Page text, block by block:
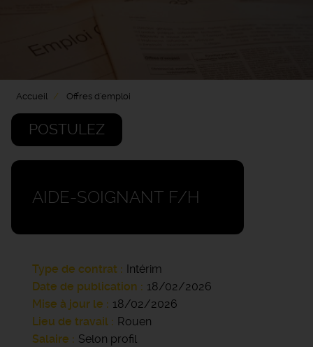
Accueil Offres d'emploi
POSTULEZ
AIDE-SOIGNANT F/H
Type de contrat
Intérim
Date de publication
18/02/2026
Mise à jour le
18/02/2026
Lieu de travail
Rouen
Salaire
Selon profil